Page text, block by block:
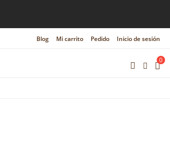
Blog Mi carrito Pedido Inicio de sesión
0